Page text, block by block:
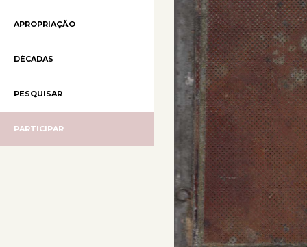
APROPRIAÇÃO
DÉCADAS
PESQUISAR
PARTICIPAR